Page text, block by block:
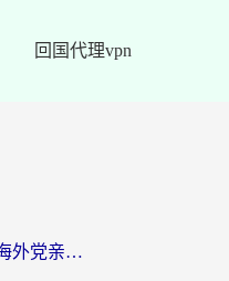
回国代理vpn
如何翻墙到中国免费？海外党亲测：从踩坑到选对加速器的全攻略